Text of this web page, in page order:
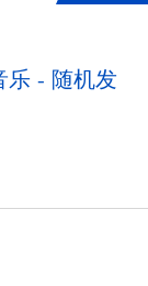
乐 - 随机发